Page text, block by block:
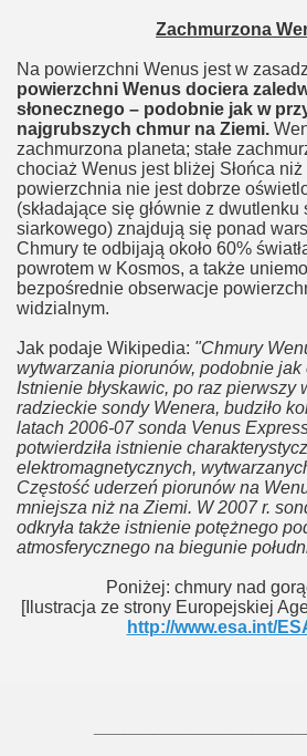
Zachmurzona
Na powierzchni Wenus jest w
powierzchni Wenus dociera
słonecznego – podobnie jak w
najgrubszych chmur na Ziemi.
zachmurzona planeta; stałe
chociaż Wenus jest bliżej Słońca
powierzchnia nie jest dobrze
(składające się głównie z
siarkowego) znajdują się ponad
Chmury te odbijają około 60%
powrotem w Kosmos, a także
bezpośrednie obserwacje
widzialnym.
Jak podaje Wikipedia: "Chmury
wytwarzania piorunów, podobnie jak
Istnienie błyskawic, po raz pierwszy
radzieckie sondy Wenera, budziło
latach 2006-07 sonda Venus
potwierdziła istnienie
elektromagnetycznych,
Częstość uderzeń piorunów na
mniejsza niż na Ziemi. W 2007 r.
odkryła także istnienie potężnego
atmosferycznego na biegunie
Poniżej: chmury nad
[Ilustracja ze strony Europejskiej
http://www.esa.int/